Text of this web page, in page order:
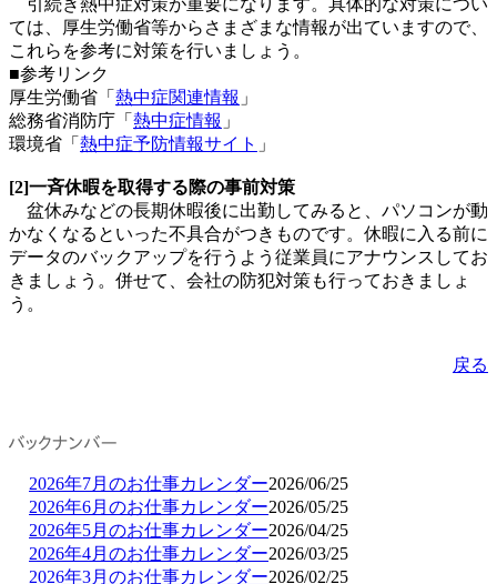
引続き熱中症対策が重要になります。具体的な対策につい
ては、厚生労働省等からさまざまな情報が出ていますので、
これらを参考に対策を行いましょう。
■参考リンク
厚生労働省「 熱中症関連情報 」
総務省消防庁「 熱中症情報 」
環境省「 熱中症予防情報サイト 」
[2]一斉休暇を取得する際の事前対策
盆休みなどの長期休暇後に出勤してみると、パソコンが動
かなくなるといった不具合がつきものです。休暇に入る前に
データのバックアップを行うよう従業員にアナウンスしてお
きましょう。併せて、会社の防犯対策も行っておきましょ
う。
戻る
2026年7月のお仕事カレンダー2026/06/25
2026年6月のお仕事カレンダー2026/05/25
2026年5月のお仕事カレンダー2026/04/25
2026年4月のお仕事カレンダー2026/03/25
2026年3月のお仕事カレンダー2026/02/25